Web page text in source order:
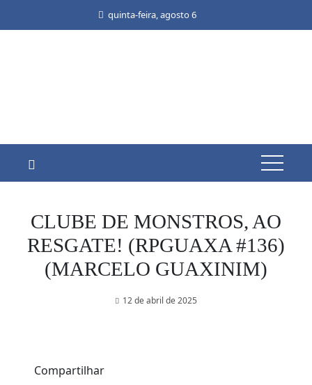
quinta-feira, agosto 6
CLUBE DE MONSTROS, AO
RESGATE! (RPGUAXA #136)
(MARCELO GUAXINIM)
12 de abril de 2025
Compartilhar